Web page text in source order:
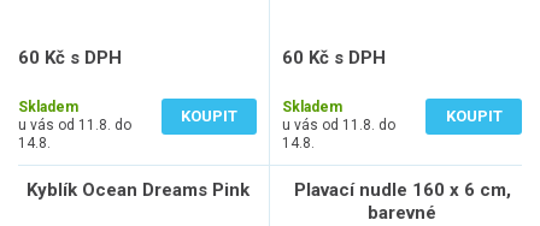
60 Kč s DPH
Skladem
u vás od 11.8. do
14.8.
KOUPIT
60 Kč s DPH
Skladem
u vás od 11.8. do
14.8.
KOUPIT
Kyblík Ocean Dreams Pink
Plavací nudle 160 x 6 cm,
barevné